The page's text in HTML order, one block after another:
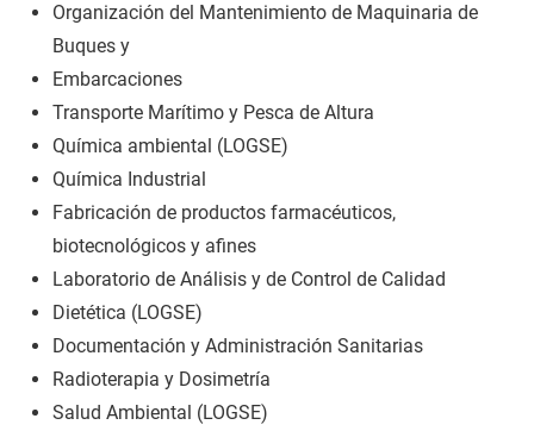
Organización del Mantenimiento de Maquinaria de
Buques y
Embarcaciones
Transporte Marítimo y Pesca de Altura
Química ambiental (LOGSE)
Química Industrial
Fabricación de productos farmacéuticos,
biotecnológicos y afines
Laboratorio de Análisis y de Control de Calidad
Dietética (LOGSE)
Documentación y Administración Sanitarias
Radioterapia y Dosimetría
Salud Ambiental (LOGSE)